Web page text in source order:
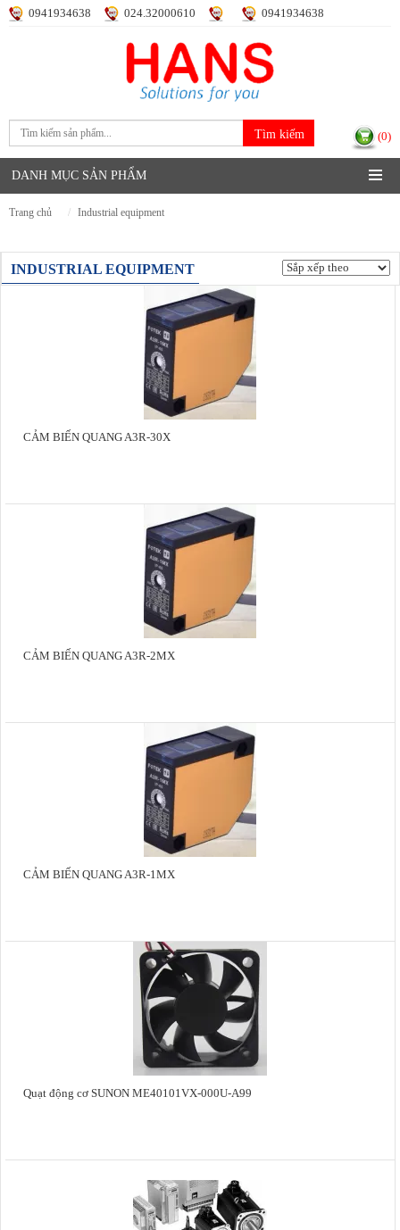
0941934638 024.32000610 0941934638
(0)
DANH MỤC SẢN PHẨM
trang chủ industrial equipment
INDUSTRIAL EQUIPMENT
CẢM BIẾN QUANG A3R-30X
CẢM BIẾN QUANG A3R-2MX
CẢM BIẾN QUANG A3R-1MX
Quạt động cơ SUNON ME40101VX-000U-A99